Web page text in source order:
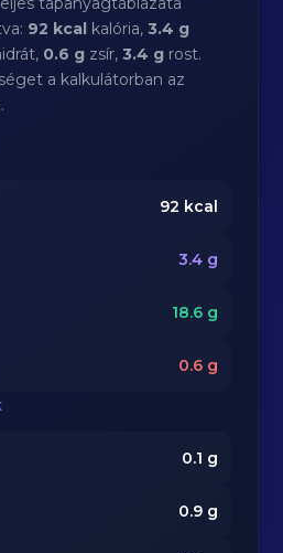
92 kcal kalória,3.4 g
0.6 g zsír,3.4 g rost.
a kalkulátorban az
92 kcal
3.4g
18.6g
0.6g
0.1 g
0.9g